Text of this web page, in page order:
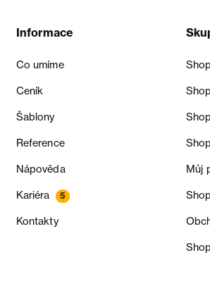
Informace
Co umíme
Ceník
Šablony
Reference
Nápověda
Kariéra 5
Kontakty
Můj